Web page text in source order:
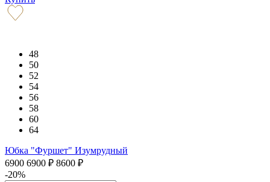
48
50
52
54
56
58
60
64
Юбка "Фуршет" Изумрудный
6900 6900 ₽ 8600 ₽
-20%